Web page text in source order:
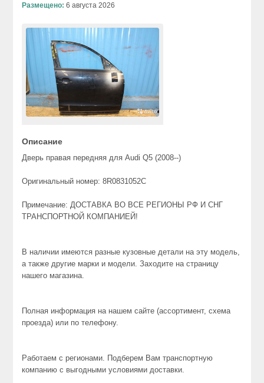
Размещено: 6 августа 2026
Описание
Дверь правая передняя для Audi Q5 (2008--)
Оригинальный номер: 8R0831052C
Примечание: ДОСТАВКА ВО ВСЕ РЕГИОНЫ РФ И СНГ
ТРАНСПОРТНОЙ КОМПАНИЕЙ!
В наличии имеются разные кузовные детали на эту модель,
а также другие марки и модели. Заходите на страницу
нашего магазина.
Полная информация на нашем сайте (ассортимент, схема
проезда) или по телефону.
Работаем с регионами. Подберем Вам транспортную
компанию с выгодными условиями доставки.